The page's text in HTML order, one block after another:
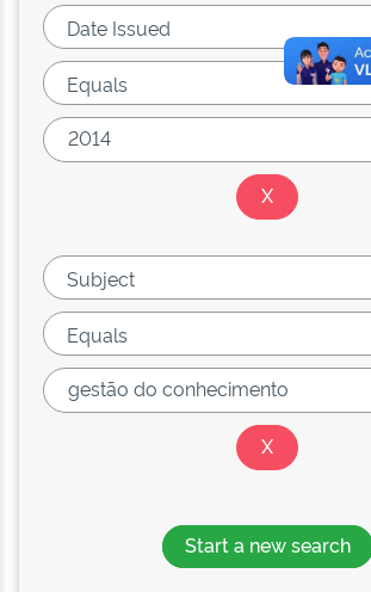
Start a new search